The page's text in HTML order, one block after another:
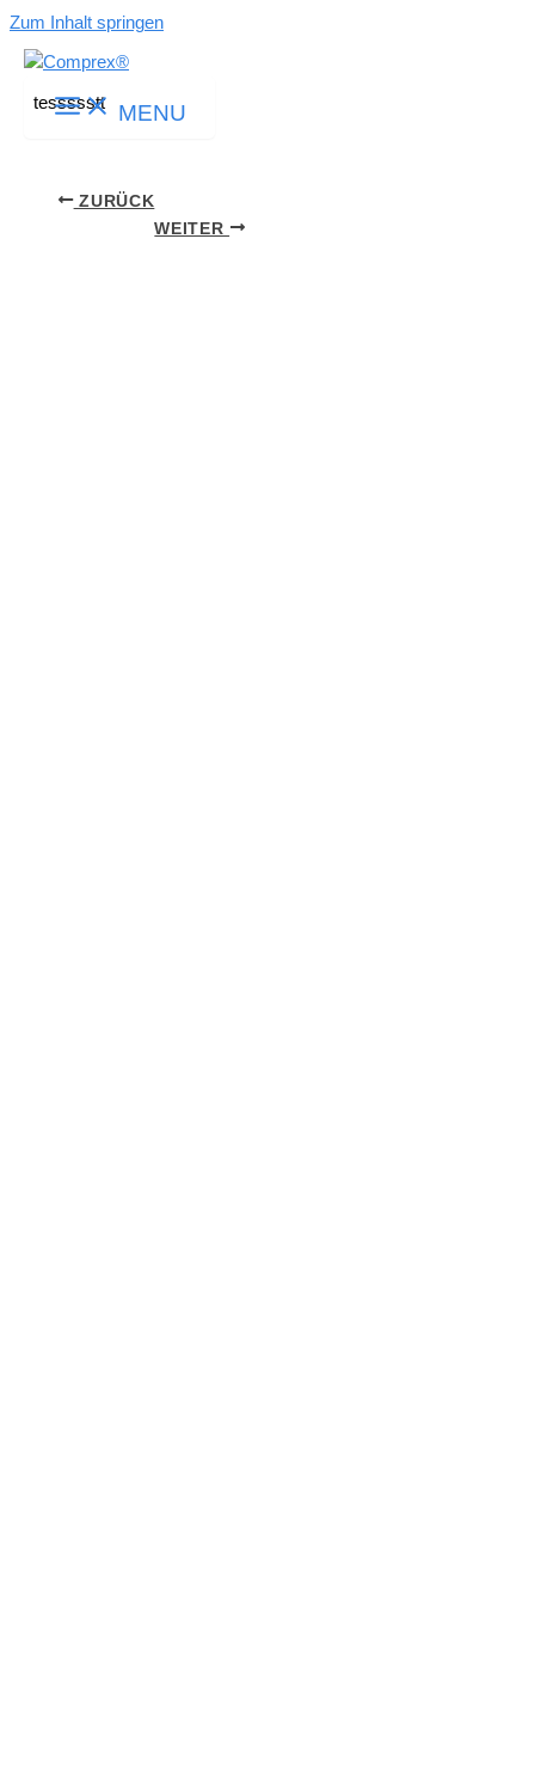
Zum Inhalt springen
MENU
tessssstt
ZURÜCK
WEITER